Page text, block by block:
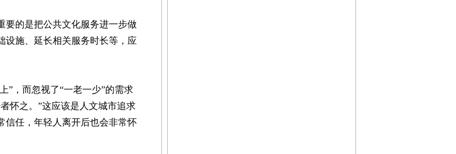
的是把公共文化服务进一步做
设施、延长相关服务时长等，应
，而忽视了“一老一少”的需求
怀之。”这应该是人文城市追求
信任，年轻人离开后也会非常怀